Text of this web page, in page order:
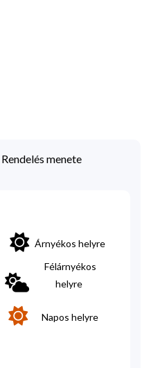
Rendelés menete
Árnyékos helyre
Félárnyékos
helyre
Napos helyre